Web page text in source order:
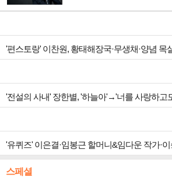
'전설의 사내' 장한별, '하늘아'→'너를 사랑하고
스페셜